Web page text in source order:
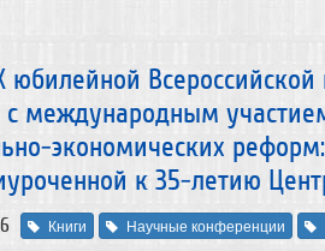
Всероссийской
международным
экономических
к 35-летию
Книги Научные конференции